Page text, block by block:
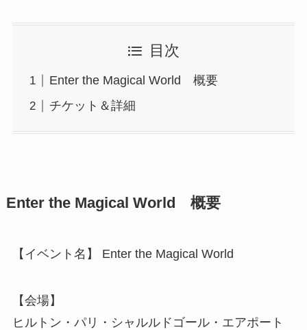
目次
Enter the Magical World 概要
チケット＆詳細
Enter the Magical World 概要
【イベント名】 Enter the Magical World
【会場】
ヒルトン・パリ・シャルルドゴール・エアポート